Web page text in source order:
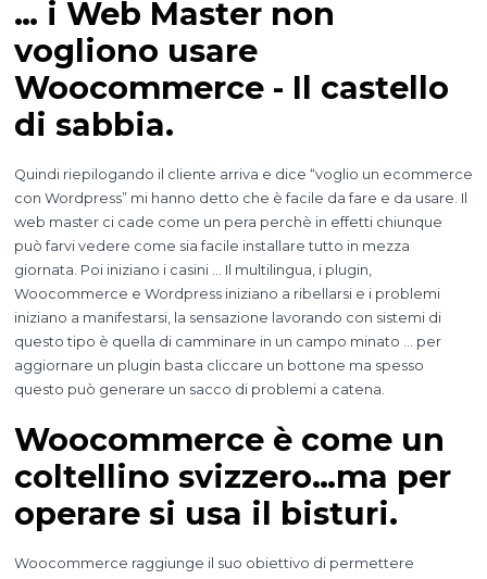
… i Web Master non
vogliono usare
Woocommerce - Il castello
di sabbia.
Quindi riepilogando il cliente arriva e dice “voglio un ecommerce
con Wordpress” mi hanno detto che è facile da fare e da usare. Il
web master ci cade come un pera perchè in effetti chiunque
può farvi vedere come sia facile installare tutto in mezza
giornata. Poi iniziano i casini … Il multilingua, i plugin,
Woocommerce e Wordpress iniziano a ribellarsi e i problemi
iniziano a manifestarsi, la sensazione lavorando con sistemi di
questo tipo è quella di camminare in un campo minato … per
aggiornare un plugin basta cliccare un bottone ma spesso
questo può generare un sacco di problemi a catena.
Woocommerce è come un
coltellino svizzero…ma per
operare si usa il bisturi.
Woocommerce raggiunge il suo obiettivo di permettere